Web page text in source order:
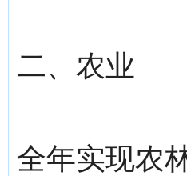
二、农业
全年实现农